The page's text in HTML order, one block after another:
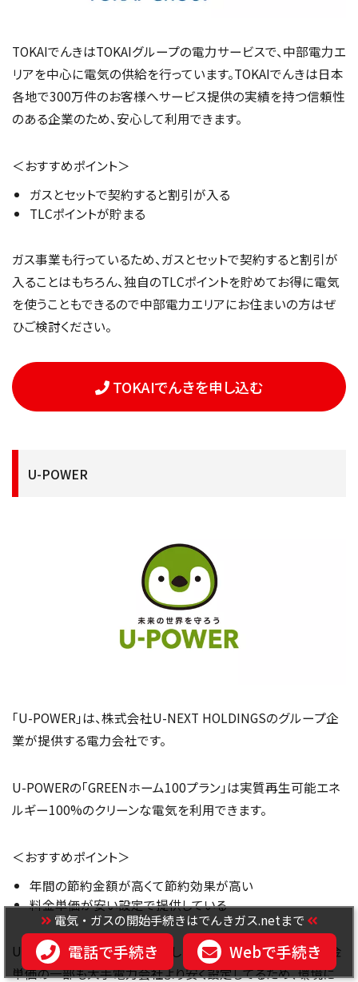
TOKAIでんきはTOKAIグループの電力サービスで、中部電力エ
リアを中心に電気の供給を行っています。TOKAIでんきは日本
各地で300万件のお客様へサービス提供の実績を持つ信頼性
のある企業のため、安心して利用できます。
＜おすすめポイント＞
ガスとセットで契約すると割引が入る
TLCポイントが貯まる
ガス事業も行っているため、ガスとセットで契約すると割引が
入ることはもちろん、独自のTLCポイントを貯めてお得に電気
を使うこともできるので中部電力エリアにお住まいの方はぜ
ひご検討ください。
TOKAIでんきを申し込む
U-POWER
「U-POWER」は、株式会社U-NEXT HOLDINGSのグループ企
業が提供する電力会社です。
U-POWERの「GREENホーム100プラン」は実質再生可能エネ
ルギー100%のクリーンな電気を利用できます。
＜おすすめポイント＞
年間の節約金額が高くて節約効果が高い
料金単価が安い設定で提供している
U-POWERは環境改善に特化したプランを提供しており、料金
単価の一部も大手電力会社より安く設定してるため、環境に
電気・ガスの開始手続きはでんきガス.netまで
電話で手続き Webで手続き